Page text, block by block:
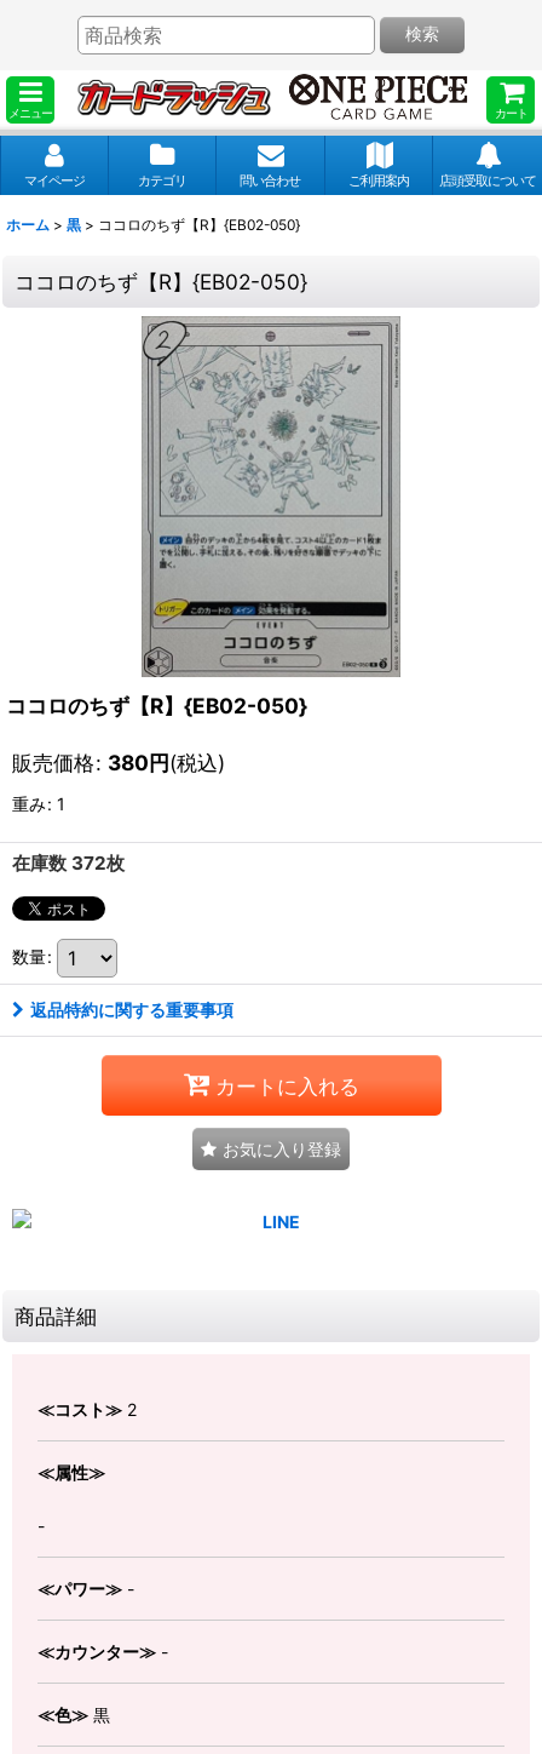
メニュー カート
検索
マイページ カテゴリ 問い合わせ ご利用案内 店頭受取について
ホーム > 黒 > ココロのちず【R】{EB02-050}
ココロのちず【R】{EB02-050}
ココロのちず【R】{EB02-050}
販売価格: 380円(税込)
重み: 1
在庫数 372枚
数量:
返品特約に関する重要事項
カートに入れる
お気に入り登録
商品詳細
≪コスト≫ 2
≪属性≫
-
≪パワー≫ -
≪カウンター≫ -
≪色≫ 黒